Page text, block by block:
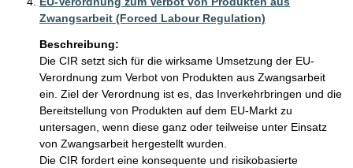
Zwangsarbeit (Forced Labour Regulation)
Beschreibung:
Die CIR setzt sich für die wirksame Umsetzung der EU-
Verordnung zum Verbot von Produkten aus Zwangsarbeit
ein. Ziel der Verordnung ist es, das Inverkehrbringen und die
Bereitstellung von Produkten auf dem EU-Markt zu
untersagen, wenn diese ganz oder teilweise unter Einsatz
von Zwangsarbeit hergestellt wurden.
Die CIR fordert eine konsequente und risikobasierte